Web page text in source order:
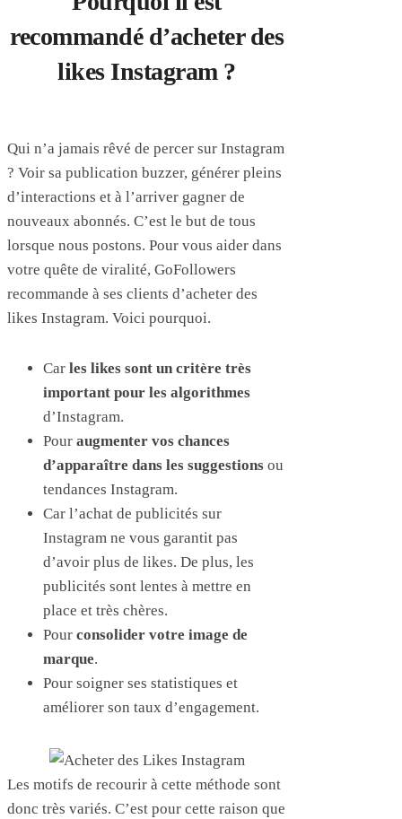
recommandé d’acheter des
likes Instagram ?
Qui n’a jamais rêvé de percer sur Instagram
? Voir sa publication buzzer, générer pleins
d’interactions et à l’arriver gagner de
nouveaux abonnés. C’est le but de tous
lorsque nous postons. Pour vous aider dans
votre quête de viralité, GoFollowers
recommande à ses clients d’acheter des
likes Instagram. Voici pourquoi.
Car les likes sont un critère très
important pour les algorithmes
d’Instagram.
Pour augmenter vos chances
d’apparaître dans les suggestions ou
tendances Instagram.
Car l’achat de publicités sur
Instagram ne vous garantit pas
d’avoir plus de likes. De plus, les
publicités sont lentes à mettre en
place et très chères.
Pour consolider votre image de
marque.
Pour soigner ses statistiques et
améliorer son taux d’engagement.
Les motifs de recourir à cette méthode sont
donc très variés. C’est pour cette raison que